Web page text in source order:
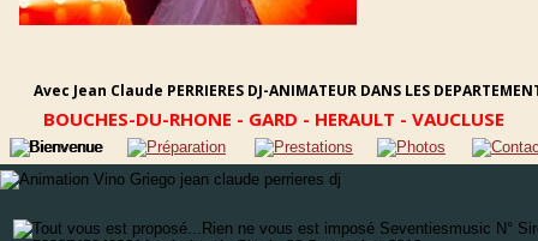
Avec Jean Claude PERRIERES DJ-ANIMATEUR DANS LES
BOUCHES-DU-RHONE - GARD - HERAULT - VAUCLUSE